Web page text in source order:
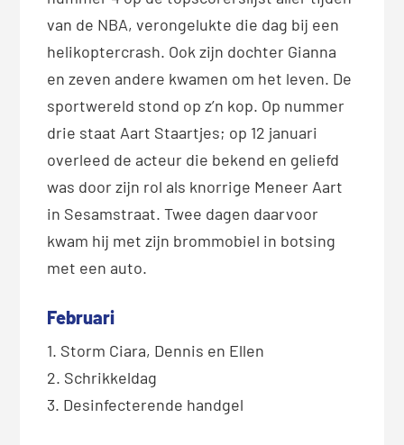
van de NBA, verongelukte die dag bij een
helikoptercrash. Ook zijn dochter Gianna
en zeven andere kwamen om het leven. De
sportwereld stond op z’n kop. Op nummer
drie staat Aart Staartjes; op 12 januari
overleed de acteur die bekend en geliefd
was door zijn rol als knorrige Meneer Aart
in Sesamstraat. Twee dagen daarvoor
kwam hij met zijn brommobiel in botsing
met een auto.
Februari
1. Storm Ciara, Dennis en Ellen
2. Schrikkeldag
3. Desinfecterende handgel